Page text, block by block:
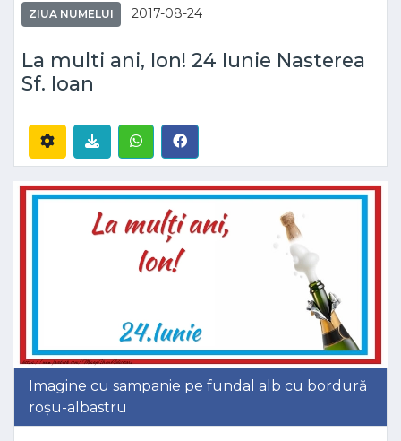
ZIUA NUMELUI 2017-08-24
La multi ani, Ion! 24 Iunie Nasterea
Sf. Ioan
Imagine cu sampanie pe fundal alb cu bordură
roșu-albastru